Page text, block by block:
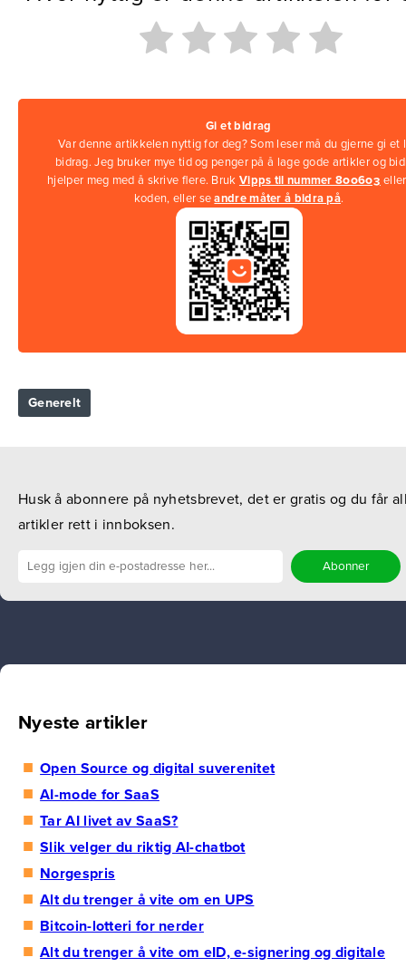
Gi et bidrag
Var denne artikkelen nyttig for deg? Som leser må du gjerne gi et
bidrag. Jeg bruker mye tid og penger på å lage gode artikler og
hjelper meg med å skrive flere. Bruk Vipps til nummer 800603
koden, eller seandre måter å bidra på.
Generelt
Husk å abonnere på nyhetsbrevet, det er gratis og du får
artikler rett i innboksen.
Nyeste artikler
Open Source og digital suverenitet
AI-mode for SaaS
Tar AI livet av SaaS?
Slik velger du riktig AI-chatbot
Norgespris
Alt du trenger å vite om en UPS
Bitcoin-lotteri for nerder
Alt du trenger å vite om eID, e-signering og digitale